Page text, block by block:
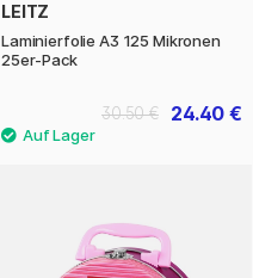
LEITZ
Laminierfolie A3 125 Mikronen
25er-Pack
24.40 €
30.50 €